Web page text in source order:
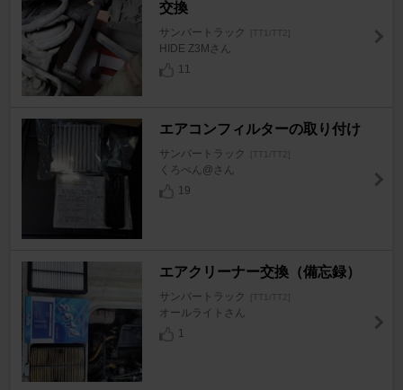
交換
サンバートラック
HIDE Z3Mさん
11
エアコンフィルターの取り付け
サンバートラック
くろぺん@さん
19
エアクリーナー交換（備忘録）
サンバートラック
オールライトさん
1